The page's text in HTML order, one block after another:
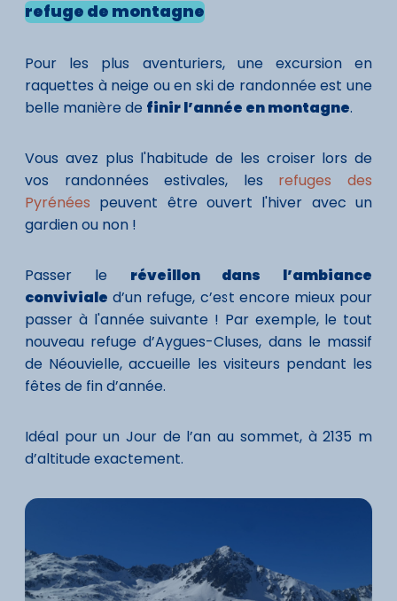
refuge de montagne
Pour les plus aventuriers, une excursion en
raquettes à neige ou en ski de randonnée est une
belle manière de finir l’année en montagne.
Vous avez plus l'habitude de les croiser lors de
vos randonnées estivales, les refuges des
Pyrénées peuvent être ouvert l'hiver avec un
gardien ou non !
Passer le réveillon dans l’ambiance
conviviale d’un refuge, c’est encore mieux pour
passer à l'année suivante ! Par exemple, le tout
nouveau refuge d’Aygues-Cluses, dans le massif
de Néouvielle, accueille les visiteurs pendant les
fêtes de fin d’année.
Idéal pour un Jour de l’an au sommet, à 2135 m
d’altitude exactement.